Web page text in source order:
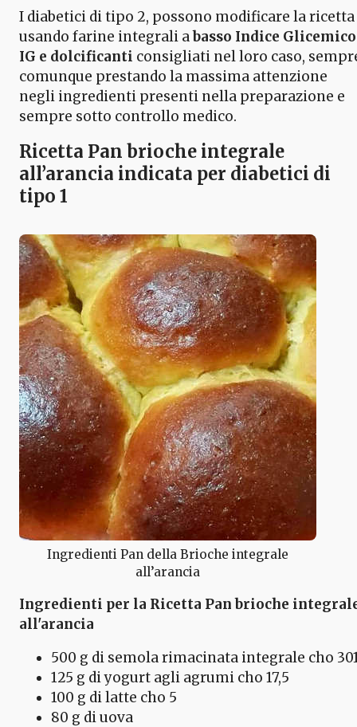
I diabetici di tipo 2, possono modificare la ricetta
usando farine integrali abasso Indice Glicemico
IG e dolcificanti consigliati nel loro caso,
comunque prestando la massima attenzione
negli ingredienti presenti nella preparazione e
sempre sotto controllo medico.
Ricetta Pan brioche integrale
all’arancia indicata per diabetici di
tipo 1
Ingredienti Pan della Brioche integrale
all’arancia
Ingredienti per la Ricetta Pan brioche
all'arancia
500 g di semola rimacinata integrale cho
125 g di yogurt agli agrumi cho 17,5
100 g di latte cho 5
80 g di uova